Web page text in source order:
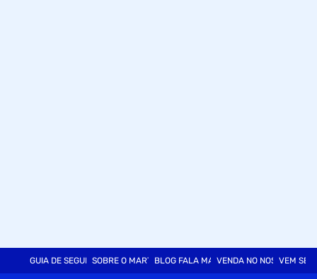
GUIA DE SEGURANÇASOBRE O MARTINSBLOG FALA MARTVENDA NO NOSSO SITE
VEM SER